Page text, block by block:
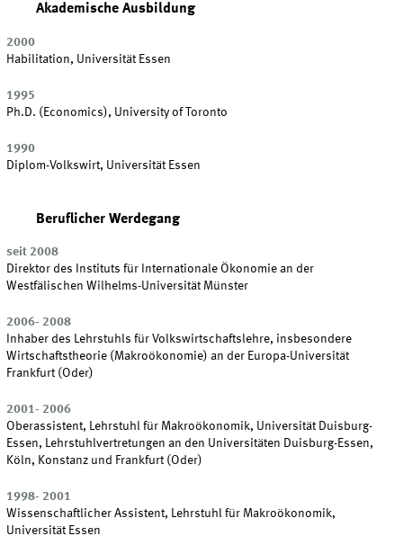
Akademische Ausbildung
2000
Habilitation, Universität Essen
1995
Ph.D. (Economics), University of Toronto
1990
Diplom-Volkswirt, Universität Essen
Beruflicher Werdegang
seit 2008
Direktor des Instituts für Internationale Ökonomie an der
Westfälischen Wilhelms-Universität Münster
2006- 2008
Inhaber des Lehrstuhls für Volkswirtschaftslehre, insbesondere
Wirtschaftstheorie (Makroökonomie) an der Europa-Universität
Frankfurt (Oder)
2001- 2006
Oberassistent, Lehrstuhl für Makroökonomik, Universität Duisburg-
Essen, Lehrstuhlvertretungen an den Universitäten Duisburg-Essen,
Köln, Konstanz und Frankfurt (Oder)
1998- 2001
Wissenschaftlicher Assistent, Lehrstuhl für Makroökonomik,
Universität Essen